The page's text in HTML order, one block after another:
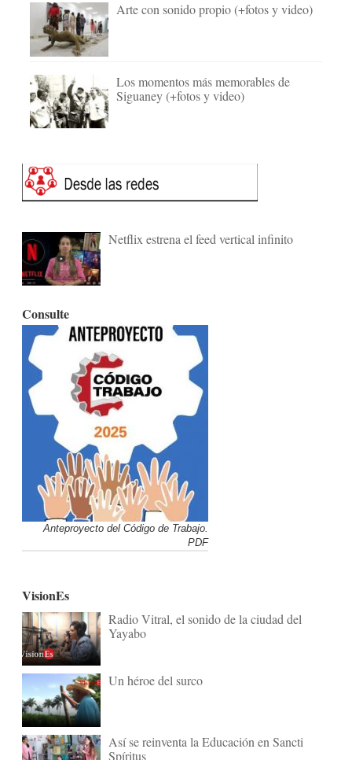
Arte con sonido propio (+fotos y video)
Los momentos más memorables de
Siguaney (+fotos y video)
Netflix estrena el feed vertical infinito
Consulte
Anteproyecto del Código de Trabajo.
PDF
VisionEs
Radio Vitral, el sonido de la ciudad del
Yayabo
Un héroe del surco
Así se reinventa la Educación en Sancti
Spíritus